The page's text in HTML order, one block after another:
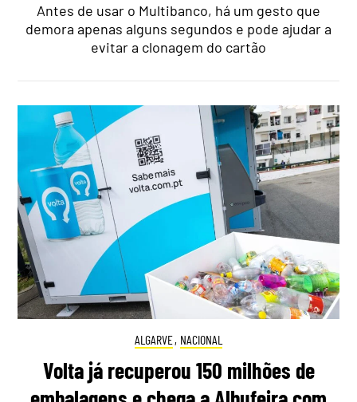
Antes de usar o Multibanco, há um gesto que
demora apenas alguns segundos e pode ajudar a
evitar a clonagem do cartão
ALGARVE, NACIONAL
Volta já recuperou 150 milhões de